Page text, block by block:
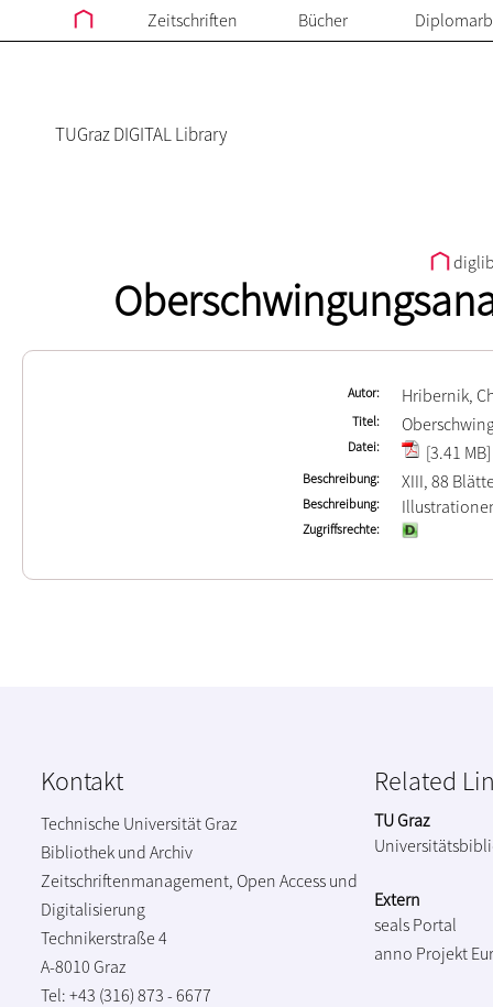
Zeitschriften Bücher
TUGraz DIGITAL Library
Autor Hribernik,
Titel
Datei [3.41 MB]
Beschreibung XIII, 88
Beschreibung
Zugriffsrechte
Kontakt
Technische Universität Graz
Bibliothek und Archiv
Zeitschriftenmanagement, Open Access und
Digitalisierung
Technikerstraße 4
A-8010 Graz
Tel: +43 (316) 873 - 6677
Related
TU Graz
Extern
seals Portal
anno Projekt